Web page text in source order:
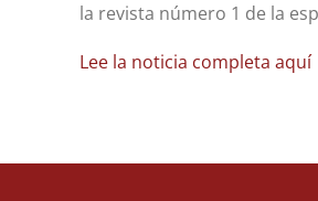
la revista número 1 de la
Lee la noticia completa aquí